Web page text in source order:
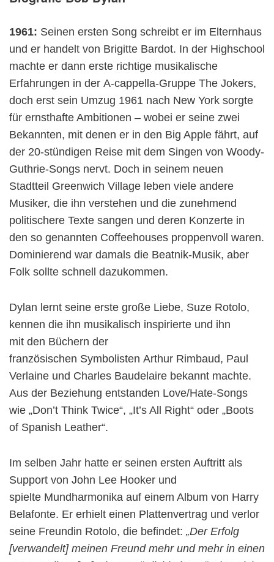
1961: Seinen ersten Song schreibt er im Elternhaus
und er handelt von Brigitte Bardot. In der Highschool
machte er dann erste richtige musikalische
Erfahrungen in der A-cappella-Gruppe The Jokers,
doch erst sein Umzug 1961 nach New York sorgte
für ernsthafte Ambitionen – wobei er seine zwei
Bekannten, mit denen er in den Big Apple fährt, auf
der 20-stündigen Reise mit dem Singen von Woody-
Guthrie-Songs nervt. Doch in seinem neuen
Stadtteil Greenwich Village leben viele andere
Musiker, die ihn verstehen und die zunehmend
politischere Texte sangen und deren Konzerte in
den so genannten Coffeehouses proppenvoll waren.
Dominierend war damals die Beatnik-Musik, aber
Folk sollte schnell dazukommen.
Dylan lernt seine erste große Liebe, Suze Rotolo,
kennen die ihn musikalisch inspirierte und ihn
mit den Büchern der
französischen Symbolisten Arthur Rimbaud, Paul
Verlaine und Charles Baudelaire bekannt machte.
Aus der Beziehung entstanden Love/Hate-Songs
wie „Don’t Think Twice“, „It’s All Right“ oder „Boots
of Spanish Leather“.
Im selben Jahr hatte er seinen ersten Auftritt als
Support von John Lee Hooker und
spielte Mundharmonika auf einem Album von Harry
Belafonte. Er erhielt einen Plattenvertrag und verlor
seine Freundin Rotolo, die befindet: „Der Erfolg
[verwandelt] meinen Freund mehr und mehr in einen